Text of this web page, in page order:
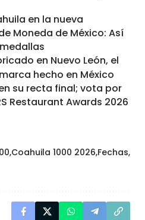
en la nueva
Moneda de México: Así
en Nuevo León, el
hecho en México
su recta final; vota por
Restaurant Awards 2026
Coahuila 1000 2026 Fechas